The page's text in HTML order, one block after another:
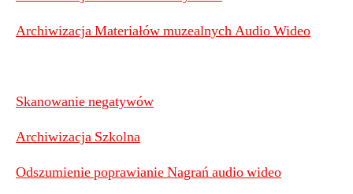
Archiwizacja Materiałów muzealnych Audio Wideo
Skanowanie negatywów
Archiwizacja Szkolna
Odszumienie poprawianie Nagrań audio wideo